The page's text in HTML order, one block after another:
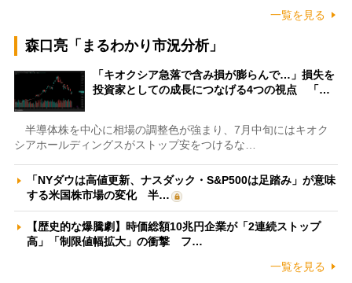
一覧を見る
森口亮「まるわかり市況分析」
「キオクシア急落で含み損が膨らんで…」損失を
投資家としての成長につなげる4つの視点 「…
半導体株を中心に相場の調整色が強まり、7月中旬にはキオク
シアホールディングスがストップ安をつけるな…
「NYダウは高値更新、ナスダック・S&P500は足踏み」が意味
する米国株市場の変化 半…
【歴史的な爆騰劇】時価総額10兆円企業が「2連続ストップ
高」「制限値幅拡大」の衝撃 フ…
一覧を見る